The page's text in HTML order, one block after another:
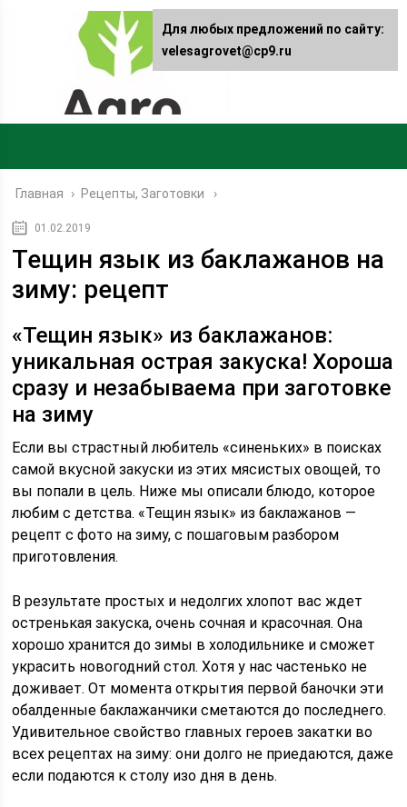
Главная › Рецепты, Заготовки
01.02.2019
Тещин язык из баклажанов на
зиму: рецепт
«Тещин язык» из баклажанов:
уникальная острая закуска! Хороша
сразу и незабываема при заготовке
на зиму
Если вы страстный любитель «синеньких» в поисках
самой вкусной закуски из этих мясистых овощей, то
вы попали в цель. Ниже мы описали блюдо, которое
любим с детства. «Тещин язык» из баклажанов —
рецепт с фото на зиму, с пошаговым разбором
приготовления.
В результате простых и недолгих хлопот вас ждет
остренькая закуска, очень сочная и красочная. Она
хорошо хранится до зимы в холодильнике и сможет
украсить новогодний стол. Хотя у нас частенько не
доживает. От момента открытия первой баночки эти
обалденные баклажанчики сметаются до последнего.
Удивительное свойство главных героев закатки во
всех рецептах на зиму: они долго не приедаются, даже
если подаются к столу изо дня в день.
Для любых предложений по сайту:
velesagrovet@cp9.ru